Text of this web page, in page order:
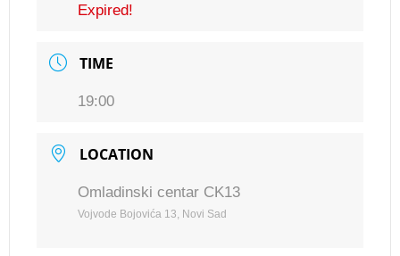
Expired!
TIME
19:00
LOCATION
Omladinski centar CK13
Vojvode Bojovića 13, Novi Sad